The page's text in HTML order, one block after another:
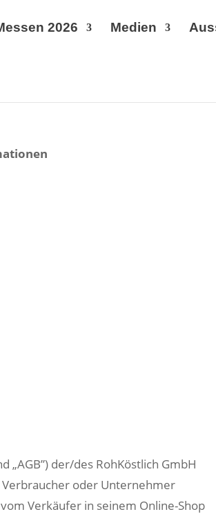
2026 Medien
„AGB”) der/des RohKöstlich GmbH
Verbraucher oder Unternehmer
Verkäufer in seinem Online-Shop